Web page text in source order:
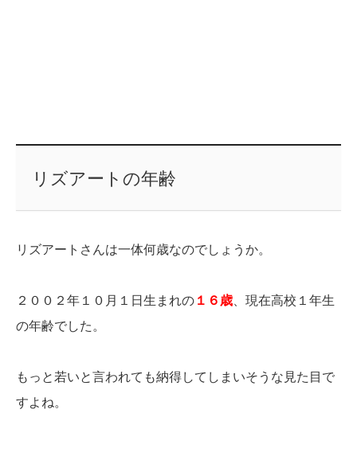
リズアートの年齢
リズアートさんは一体何歳なのでしょうか。
２００２年１０月１日生まれの １６歳 、現在高校１年生
の年齢でした。
もっと若いと言われても納得してしまいそうな見た目で
すよね。